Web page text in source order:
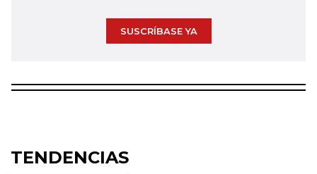
SUSCRÍBASE YA
TENDENCIAS